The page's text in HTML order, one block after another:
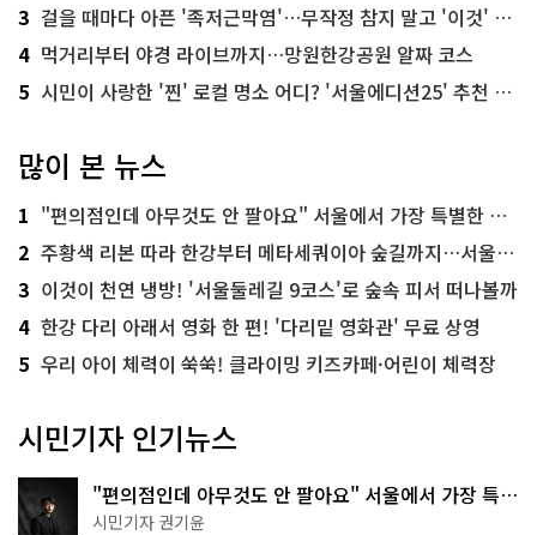
3 걸을 때마다 아픈 '족저근막염'…무작정 참지 말고 '이것' 해보세요!
4 먹거리부터 야경 라이브까지…망원한강공원 알짜 코스
5 시민이 사랑한 '찐' 로컬 명소 어디? '서울에디션25' 추천 코스
많이 본 뉴스
1 "편의점인데 아무것도 안 팔아요" 서울에서 가장 특별한 편의점의 정체
2 주황색 리본 따라 한강부터 메타세쿼이아 숲길까지…서울둘레길 15코스
3 이것이 천연 냉방! '서울둘레길 9코스'로 숲속 피서 떠나볼까
4 한강 다리 아래서 영화 한 편! '다리밑 영화관' 무료 상영
5 우리 아이 체력이 쑥쑥! 클라이밍 키즈카페·어린이 체력장
시민기자 인기뉴스
"편의점인데 아무것도 안 팔아요" 서울에서 가장 특별
한 편의점의 정체
시민기자 권기윤